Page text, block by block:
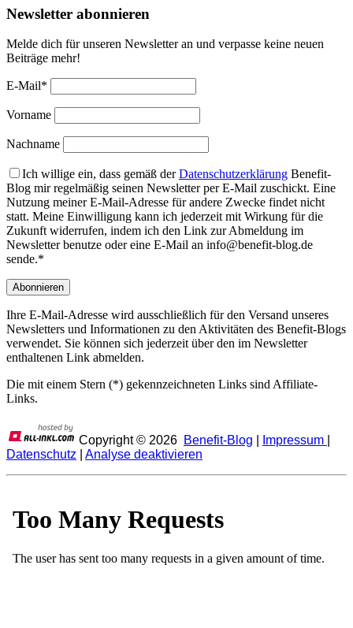
Newsletter abonnieren
Melde dich für unseren Newsletter an und verpasse keine neuen
Beiträge mehr!
E-Mail*
Vorname
Nachname
Ich willige ein, dass gemäß derDatenschutzerklärung Benefit-
Blog mir regelmäßig seinen Newsletter per E-Mail zuschickt. Eine
Nutzung meiner E-Mail-Adresse für andere Zwecke findet nicht
statt. Meine Einwilligung kann ich jederzeit mit Wirkung für die
Zukunft widerrufen, indem ich den Link zur Abmeldung im
Newsletter benutze oder eine E-Mail an info@benefit-blog.de
sende.*
Ihre E-Mail-Adresse wird ausschließlich für den Versand unseres
Newsletters und Informationen zu den Aktivitäten des Benefit-Blogs
verwendet. Sie können sich jederzeit über den im Newsletter
enthaltenen Link abmelden.
Die mit einem Stern (*) gekennzeichneten Links sind Affiliate-
Links.
Copyright © 2026 Benefit-Blog Impressum
Datenschutz
Analyse deaktivieren